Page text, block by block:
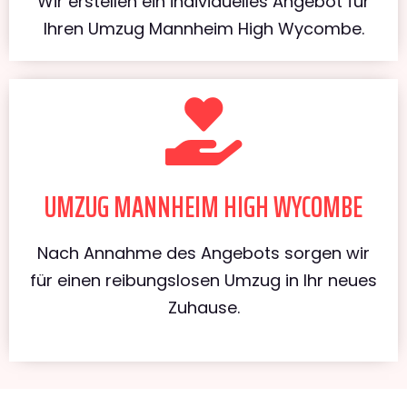
Ihren Umzug Mannheim High Wycombe.
UMZUG MANNHEIM HIGH WYCOMBE
Nach Annahme des Angebots sorgen wir
für einen reibungslosen Umzug in Ihr neues
Zuhause.